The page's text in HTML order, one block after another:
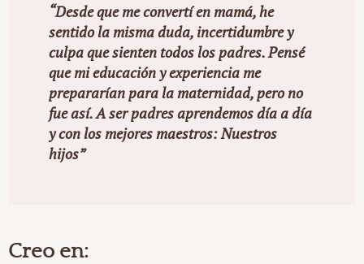
“Desde que me convertí en mamá, he
sentido la misma duda, incertidumbre y
culpa que sienten todos los padres. Pensé
que mi educación y experiencia me
prepararían para la maternidad, pero no
fue así. A ser padres aprendemos día a día
y con los mejores maestros: Nuestros
hijos”
Creo en: